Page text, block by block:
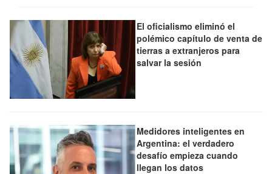
El oficialismo eliminó el
polémico capítulo de venta de
tierras a extranjeros para
salvar la sesión
Medidores inteligentes en
Argentina: el verdadero
desafío empieza cuando
llegan los datos